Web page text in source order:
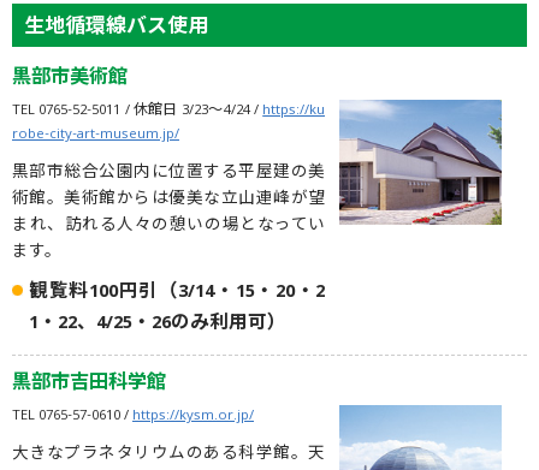
生地循環線バス使用
黒部市美術館
TEL 0765-52-5011 / 休館日 3/23〜4/24 /https://ku
robe-city-art-museum.jp/
黒部市総合公園内に位置する平屋建の美
術館。美術館からは優美な立山連峰が望
まれ、訪れる人々の憩いの場となってい
ます。
観覧料100円引（3/14・15・20・2
1・22、4/25・26のみ利用可）
黒部市吉田科学館
TEL 0765-57-0610 /https://kysm.or.jp/
大きなプラネタリウムのある科学館。天